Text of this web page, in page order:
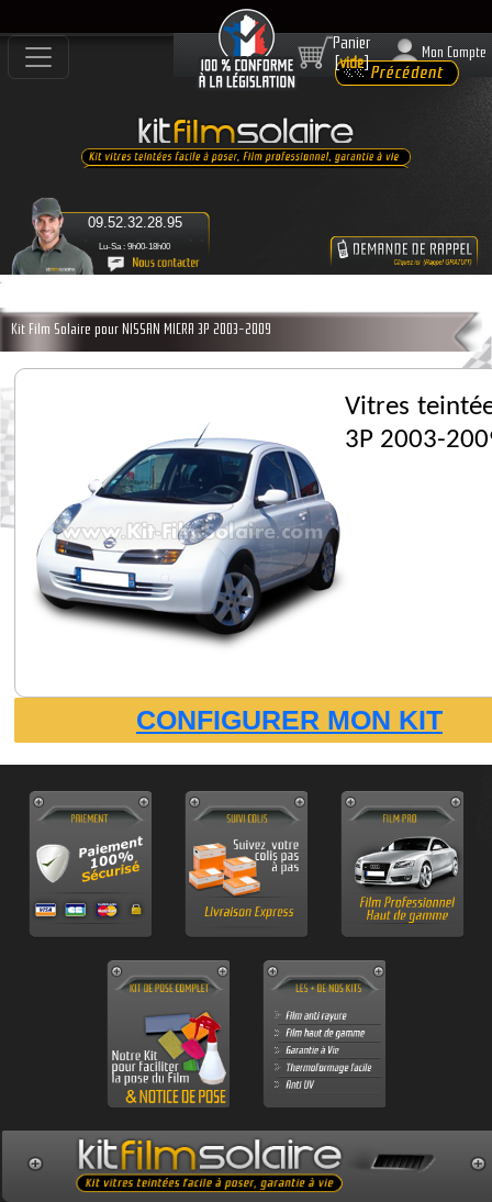
Lu-Sa : 9h00-18h00
09.52.32.28.95
Panier
[vide]
Mon Compte
Kit Film Solaire pour NISSAN MICRA 3P 2003-2009
Vitres
3P 2003-
CONFIGURER MON KIT